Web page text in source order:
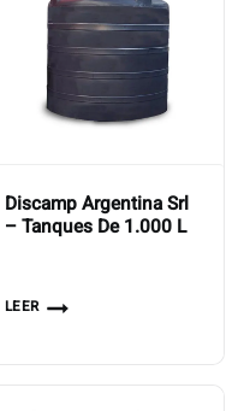
Discamp Argentina Srl
– Tanques De 1.000 L
LEER